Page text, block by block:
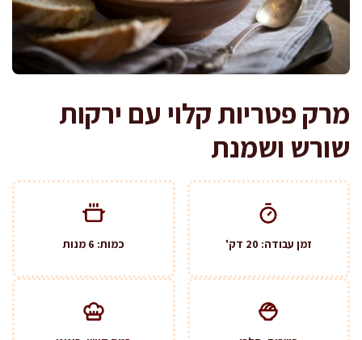
מרק פטריות קלוי עם ירקות
שורש ושמנת
זמן עבודה: 20 דק' כמות: 6 מנות